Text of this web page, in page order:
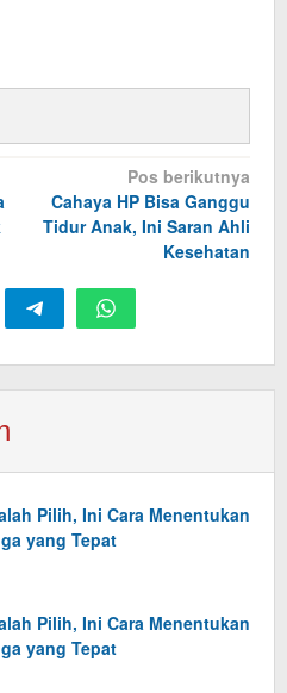
Pos berikutnya
Cahaya HP Bisa Ganggu
Tidur Anak, Ini Saran Ahli
Kesehatan
Pilih, Ini Cara Menentukan
yang Tepat
Pilih, Ini Cara Menentukan
yang Tepat